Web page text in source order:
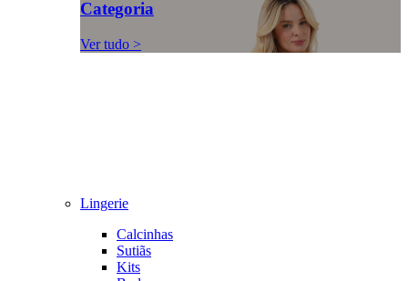
Categoria
Ver tudo >
Lingerie
Calcinhas
Sutiãs
Kits